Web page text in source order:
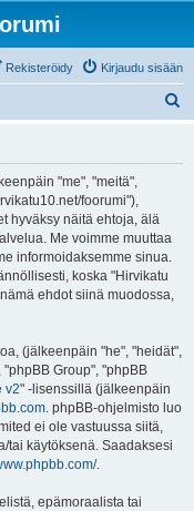
Kirjaudu sisään
Rekisteröidy
"me", "meitä",
foorumi"),
hyväksy näitä ehtoja, älä
Me voimme muuttaa
informoidaksemme sinua.
koska "Hirvikatu
ehdot siinä muodossa,
(jälkeenpäin "he", "heidät",
Group", "phpBB
v2" -lisenssillä (jälkeenpäin
. phpBB-ohjelmisto luo
ei ole vastuussa siitä,
tai käytöksenä. Saadaksesi
.
epämoraalista tai